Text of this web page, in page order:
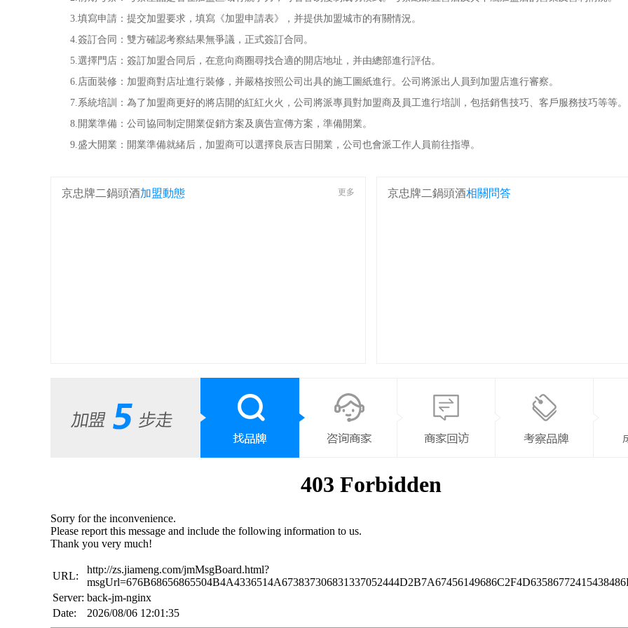
3.填寫申請：提交加盟要求，填寫《加盟申請表》，并提供加盟城市的有關情況。
4.簽訂合同：雙方確認考察結果無爭議，正式簽訂合同。
5.選擇門店：簽訂加盟合同后，在意向商圈尋找合適的開店地址，并由總部進行評估。
6.店面裝修：加盟商對店址進行裝修，并嚴格按照公司出具的施工圖紙進行。公司將派出人員到加盟店進行審察。
7.系統培訓：為了加盟商更好的將店開的紅紅火火，公司將派專員對加盟商及員工進行培訓，包括銷售技巧、客戶服務技巧等等。
8.開業準備：公司協同制定開業促銷方案及廣告宣傳方案，準備開業。
9.盛大開業：開業準備就緒后，加盟商可以選擇良辰吉日開業，公司也會派工作人員前往指導。
京忠牌二鍋頭酒加盟動態 更多 京忠牌二鍋頭酒相關問答